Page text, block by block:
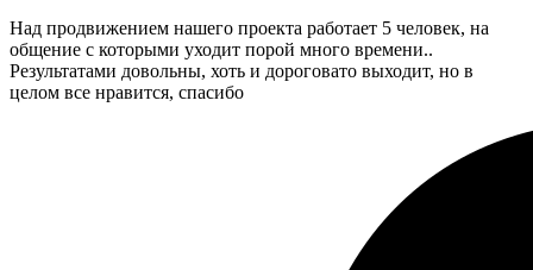
Над продвижением нашего проекта работает 5 человек, на
общение с которыми уходит порой много времени..
Результатами довольны, хоть и дороговато выходит, но в
целом все нравится, спасибо